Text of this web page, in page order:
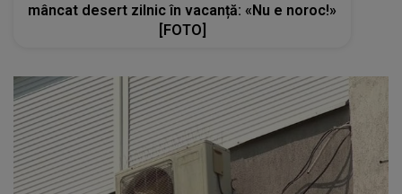
mâncat desert zilnic în vacanță: «Nu e noroc!»
[FOTO]